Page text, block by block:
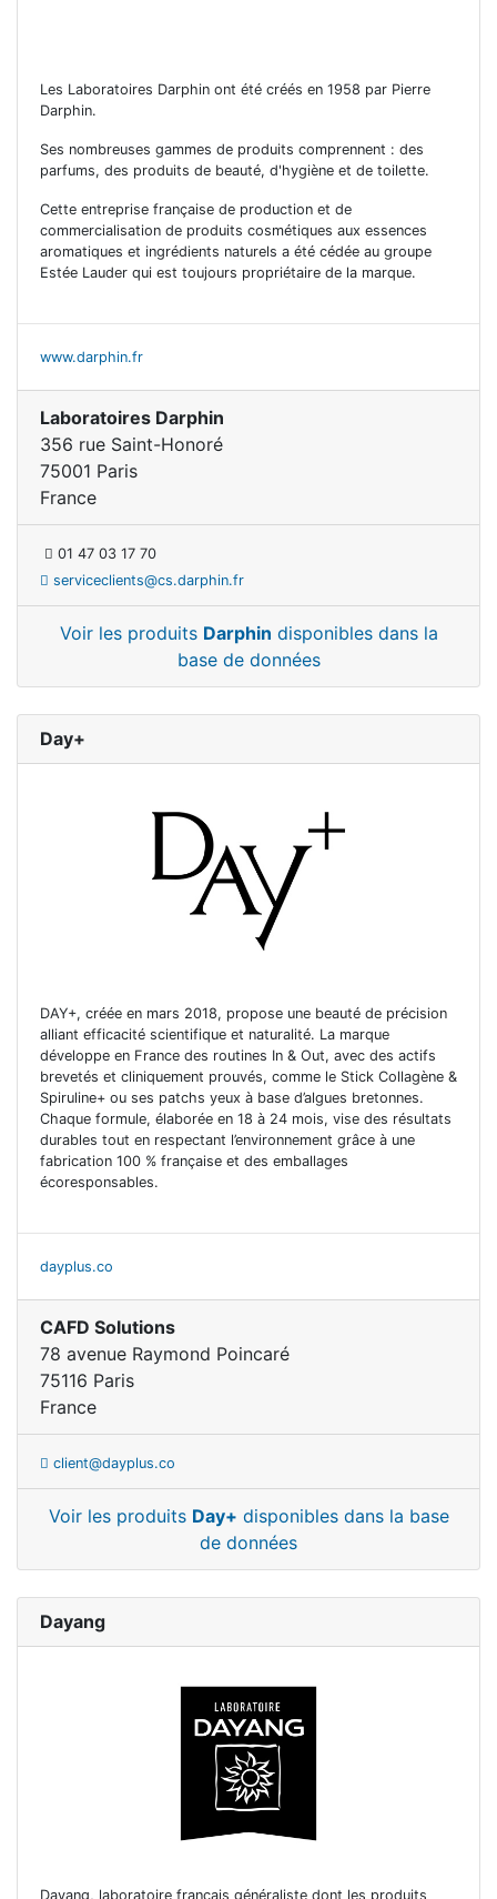
Les Laboratoires Darphin ont été créés en 1958 par Pierre
Darphin.
Ses nombreuses gammes de produits comprennent : des
parfums, des produits de beauté, d'hygiène et de toilette.
Cette entreprise française de production et de
commercialisation de produits cosmétiques aux essences
aromatiques et ingrédients naturels a été cédée au groupe
Estée Lauder qui est toujours propriétaire de la marque.
www.darphin.fr
Laboratoires Darphin
356 rue Saint-Honoré
75001 Paris
France
01 47 03 17 70
serviceclients@cs.darphin.fr
Voir les produits Darphin disponibles dans la
base de données
Day+
DAY+, créée en mars 2018, propose une beauté de précision
alliant efficacité scientifique et naturalité. La marque
développe en France des routines In & Out, avec des actifs
brevetés et cliniquement prouvés, comme le Stick Collagène &
Spiruline+ ou ses patchs yeux à base d’algues bretonnes.
Chaque formule, élaborée en 18 à 24 mois, vise des résultats
durables tout en respectant l’environnement grâce à une
fabrication 100 % française et des emballages
écoresponsables.
dayplus.co
CAFD Solutions
78 avenue Raymond Poincaré
75116 Paris
France
client@dayplus.co
Voir les produits Day+ disponibles dans la base
de données
Dayang
Dayang, laboratoire français généraliste dont les produits